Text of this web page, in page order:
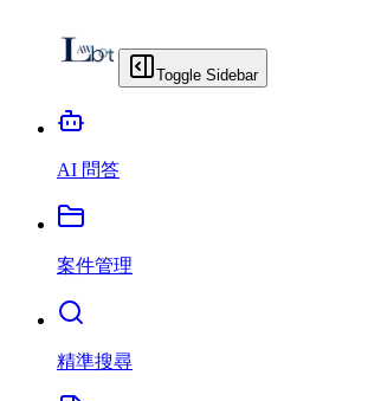
Toggle Sidebar
AI 問答
案件管理
精準搜尋